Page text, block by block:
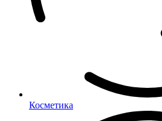
Косметика